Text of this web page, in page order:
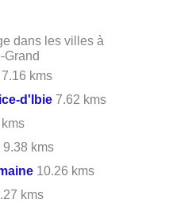
dans les villes à
Grand
7.16 kms
d'Ibie 7.62 kms
9.38 kms
10.26 kms
kms